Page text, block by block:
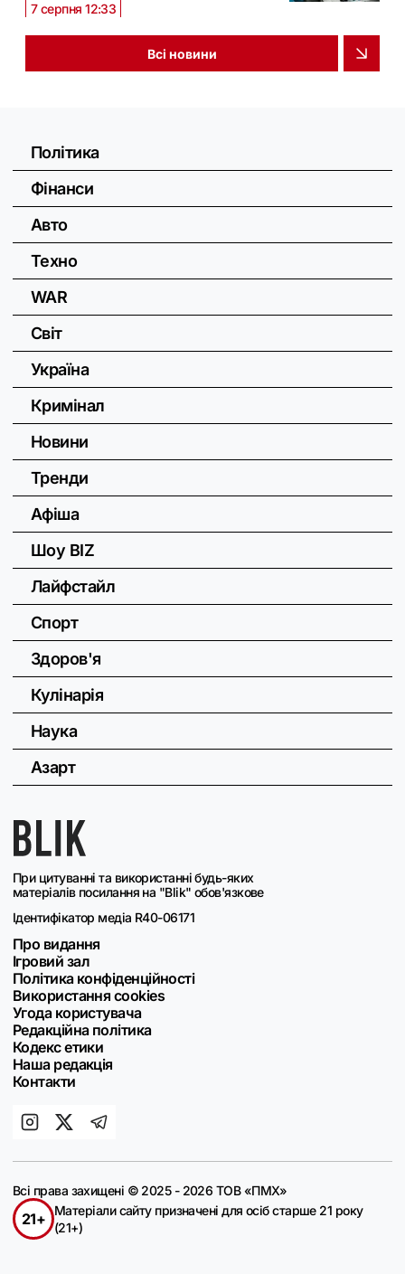
7 серпня 12:33
Всі новини
При цитуванні та використанні будь-яких
матеріалів посилання на "Blik" обов'язкове
Ідентифікатор медіа R40-06171
Про видання
Ігровий зал
Політика конфіденційності
Використання cookies
Угода користувача
Редакційна політика
Кодекс етики
Наша редакція
Контакти
Політика
Фінанси
Авто
Техно
WAR
Світ
Україна
Кримінал
Новини
Тренди
Афіша
Шоу BIZ
Лайфстайл
Спорт
Здоров'я
Кулінарія
Наука
Азарт
Всі права захищені © 2025 - 2026 ТОВ «ПМХ»
21+
Матеріали сайту призначені для осіб старше 21 року
(21+)